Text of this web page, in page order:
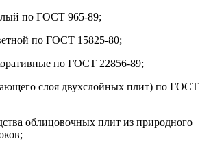
по ГОСТ 965-89;
по ГОСТ 15825-80;
по ГОСТ 22856-89;
слоя двухслойных плит) по ГОСТ
облицовочных плит из природного